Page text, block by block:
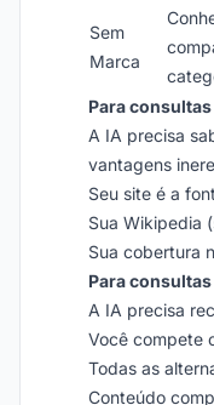
Sem
Marca
Para
A IA precisa
vantagens
Seu site é a
Sua Wikipedia
Sua cobertura
Para
A IA precisa
Você compete
Todas as
Conteúdo